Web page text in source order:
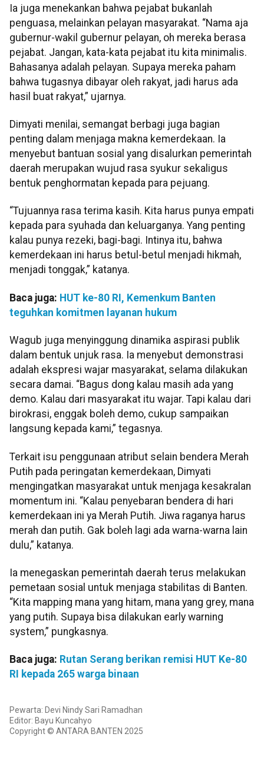
Ia juga menekankan bahwa pejabat bukanlah
penguasa, melainkan pelayan masyarakat. “Nama aja
gubernur-wakil gubernur pelayan, oh mereka berasa
pejabat. Jangan, kata-kata pejabat itu kita minimalis.
Bahasanya adalah pelayan. Supaya mereka paham
bahwa tugasnya dibayar oleh rakyat, jadi harus ada
hasil buat rakyat,” ujarnya.
Dimyati menilai, semangat berbagi juga bagian
penting dalam menjaga makna kemerdekaan. Ia
menyebut bantuan sosial yang disalurkan pemerintah
daerah merupakan wujud rasa syukur sekaligus
bentuk penghormatan kepada para pejuang.
“Tujuannya rasa terima kasih. Kita harus punya empati
kepada para syuhada dan keluarganya. Yang penting
kalau punya rezeki, bagi-bagi. Intinya itu, bahwa
kemerdekaan ini harus betul-betul menjadi hikmah,
menjadi tonggak,” katanya.
Baca juga: HUT ke-80 RI, Kemenkum Banten
teguhkan komitmen layanan hukum
Wagub juga menyinggung dinamika aspirasi publik
dalam bentuk unjuk rasa. Ia menyebut demonstrasi
adalah ekspresi wajar masyarakat, selama dilakukan
secara damai. “Bagus dong kalau masih ada yang
demo. Kalau dari masyarakat itu wajar. Tapi kalau dari
birokrasi, enggak boleh demo, cukup sampaikan
langsung kepada kami,” tegasnya.
Terkait isu penggunaan atribut selain bendera Merah
Putih pada peringatan kemerdekaan, Dimyati
mengingatkan masyarakat untuk menjaga kesakralan
momentum ini. “Kalau penyebaran bendera di hari
kemerdekaan ini ya Merah Putih. Jiwa raganya harus
merah dan putih. Gak boleh lagi ada warna-warna lain
dulu,” katanya.
Ia menegaskan pemerintah daerah terus melakukan
pemetaan sosial untuk menjaga stabilitas di Banten.
“Kita mapping mana yang hitam, mana yang grey, mana
yang putih. Supaya bisa dilakukan early warning
system,” pungkasnya.
Baca juga: Rutan Serang berikan remisi HUT Ke-80
RI kepada 265 warga binaan
Pewarta: Devi Nindy Sari Ramadhan
Editor: Bayu Kuncahyo
Copyright © ANTARA BANTEN 2025